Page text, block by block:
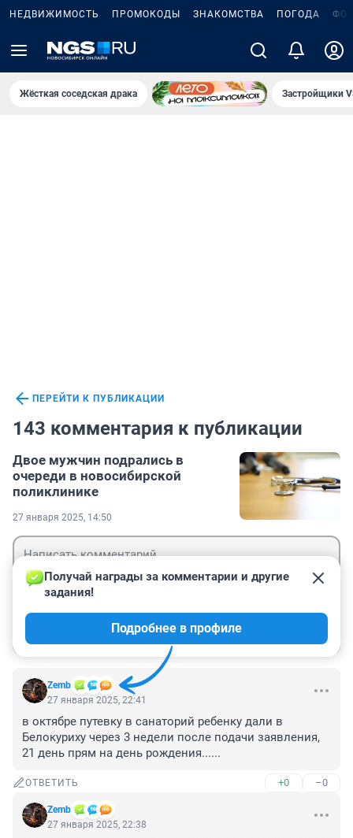
НЕДВИЖИМОСТЬ ПРОМОКОДЫ ЗНАКОМСТВА ПОГОДА
Жёсткая соседская драка Застройщики
ПЕРЕЙТИ К ПУБЛИКАЦИИ
143 комментария к публикации
Двое мужчин подрались в
очереди в новосибирской
поликлинике
27 января 2025, 14:50
Zemb
Получай награды за комментарии и другие
задания!
Подробнее в профиле
27 января 2025, 22:41
в октябре путевку в санаторий ребенку дали в
Белокуриху через 3 недели после подачи заявления,
21 день прям на день рождения......
ОТВЕТИТЬ +0 –0
Zemb
27 января 2025, 22:38